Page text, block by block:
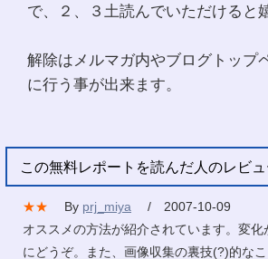
で、２、３土読んでいただけると
解除はメルマガ内やブログトップ
に行う事が出来ます。
この無料レポートを読んだ人のレビュ
★★ By prj_miya
/ 2007-10-09
オススメの方法が紹介されています。変
にどうぞ。また、画像収集の裏技(?)的な